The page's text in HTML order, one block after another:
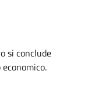
si conclude